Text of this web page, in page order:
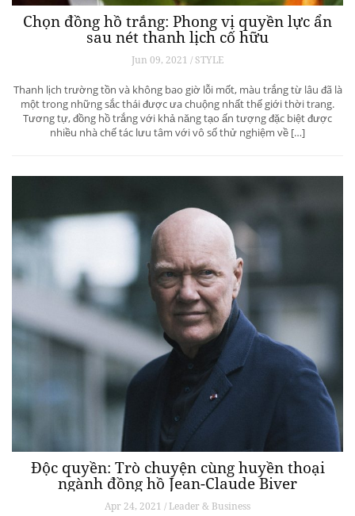
Chọn đồng hồ trắng: Phong vị quyền lực ẩn
sau nét thanh lịch cố hữu
Jun 09, 2021 / STYLE
Thanh lịch trường tồn và không bao giờ lỗi mốt, màu trắng từ lâu đã là
một trong những sắc thái được ưa chuộng nhất thế giới thời trang.
Tương tự, đồng hồ trắng với khả năng tạo ấn tượng đặc biệt được
nhiều nhà chế tác lưu tâm với vô số thử nghiệm về […]
Độc quyền: Trò chuyện cùng huyền thoại
ngành đồng hồ Jean-Claude Biver
Apr 24, 2021 / Leader & Business